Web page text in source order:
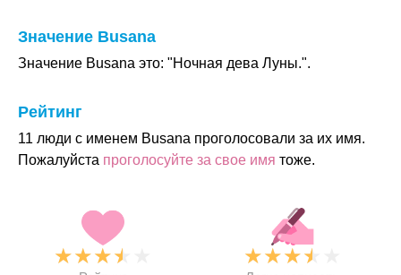
Значение Busana
Значение Busana это: "Ночная дева Луны.".
Рейтинг
11 люди с именем Busana проголосовали за их имя.
Пожалуйста проголосуйте за свое имя тоже.
★★★★ ★★★★